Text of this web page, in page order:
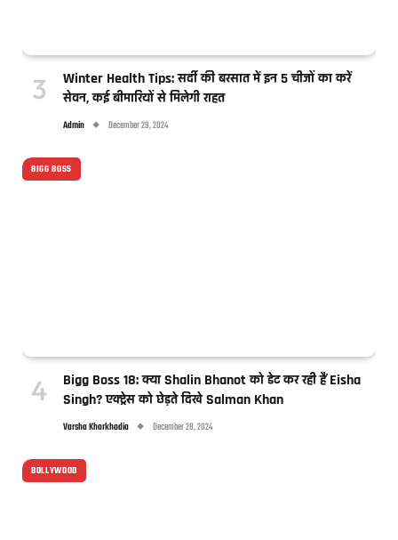
Winter Health Tips: सर्दी की बरसात में इन 5 चीजों का करें
सेवन, कई बीमारियों से मिलेगी राहत
Admin December 29, 2024
BIGG BOSS
Bigg Boss 18: क्या Shalin Bhanot को डेट कर रही हैं Eisha
Singh? एक्ट्रेस को छेड़ते दिखे Salman Khan
Varsha Kharkhodia December 28, 2024
BOLLYWOOD